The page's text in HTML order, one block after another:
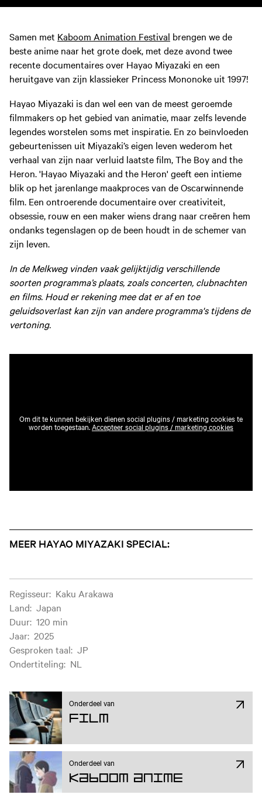
Samen met Kaboom Animation Festival brengen we de
beste anime naar het grote doek, met deze avond twee
recente documentaires over Hayao Miyazaki en een
heruitgave van zijn klassieker Princess Mononoke uit 1997!
Hayao Miyazaki is dan wel een van de meest geroemde
filmmakers op het gebied van animatie, maar zelfs levende
legendes worstelen soms met inspiratie. En zo beïnvloeden
gebeurtenissen uit Miyazaki’s eigen leven wederom het
verhaal van zijn naar verluid laatste film, The Boy and the
Heron. 'Hayao Miyazaki and the Heron' geeft een intieme
blik op het jarenlange maakproces van de Oscarwinnende
film. Een ontroerende documentaire over creativiteit,
obsessie, rouw en een maker wiens drang naar creëren hem
ondanks tegenslagen op de been houdt in de schemer van
zijn leven.
In de Melkweg vinden vaak gelijktijdig verschillende
soorten programma’s plaats, zoals concerten, clubnachten
en films. Houd er rekening mee dat er af en toe
geluidsoverlast kan zijn van andere programma's tijdens de
vertoning.
Om dit te kunnen bekijken dienen social plugins / marketing cookies te
worden toegestaan.Accepteer social plugins / marketing cookies
MEER HAYAO MIYAZAKI SPECIAL:
Filminformatie
Regisseur: Kaku Arakawa
Land: Japan
Duur: 120 min
Jaar: 2025
Gesproken taal: JP
Ondertiteling: NL
Onderdeel van
Film
Onderdeel van
Kaboom Anime